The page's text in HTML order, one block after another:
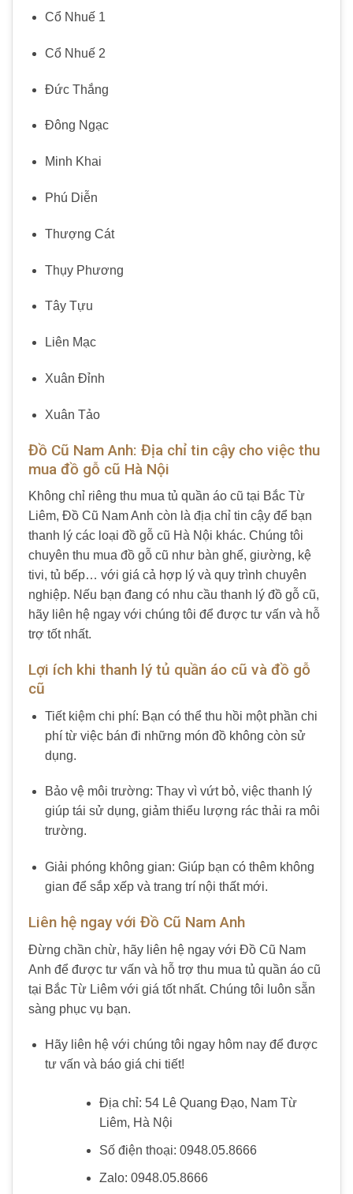
Cổ Nhuế 1
Cổ Nhuế 2
Đức Thắng
Đông Ngạc
Minh Khai
Phú Diễn
Thượng Cát
Thụy Phương
Tây Tựu
Liên Mạc
Xuân Đỉnh
Xuân Tảo
Đồ Cũ Nam Anh: Địa chỉ tin cậy cho việc thu
mua đồ gỗ cũ Hà Nội
Không chỉ riêng thu mua tủ quần áo cũ tại Bắc Từ
Liêm, Đồ Cũ Nam Anh còn là địa chỉ tin cậy để bạn
thanh lý các loại đồ gỗ cũ Hà Nội khác. Chúng tôi
chuyên thu mua đồ gỗ cũ như bàn ghế, giường, kệ
tivi, tủ bếp… với giá cả hợp lý và quy trình chuyên
nghiệp. Nếu bạn đang có nhu cầu thanh lý đồ gỗ cũ,
hãy liên hệ ngay với chúng tôi để được tư vấn và hỗ
trợ tốt nhất.
Lợi ích khi thanh lý tủ quần áo cũ và đồ gỗ
cũ
Tiết kiệm chi phí: Bạn có thể thu hồi một phần chi
phí từ việc bán đi những món đồ không còn sử
dụng.
Bảo vệ môi trường: Thay vì vứt bỏ, việc thanh lý
giúp tái sử dụng, giảm thiểu lượng rác thải ra môi
trường.
Giải phóng không gian: Giúp bạn có thêm không
gian để sắp xếp và trang trí nội thất mới.
Liên hệ ngay với Đồ Cũ Nam Anh
Đừng chần chừ, hãy liên hệ ngay với Đồ Cũ Nam
Anh để được tư vấn và hỗ trợ thu mua tủ quần áo cũ
tại Bắc Từ Liêm với giá tốt nhất. Chúng tôi luôn sẵn
sàng phục vụ bạn.
Hãy liên hệ với chúng tôi ngay hôm nay để được
tư vấn và báo giá chi tiết!
Địa chỉ: 54 Lê Quang Đạo, Nam Từ
Liêm, Hà Nội
Số điện thoại: 0948.05.8666
Zalo: 0948.05.8666